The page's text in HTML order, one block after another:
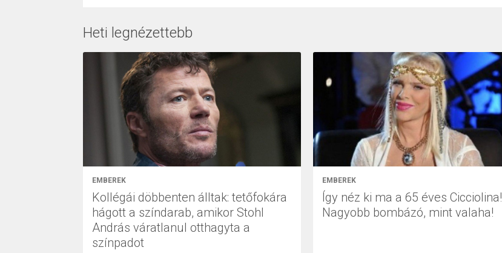
Heti legnézettebb
EMBEREK
Kollégái döbbenten álltak: tetőfokára
hágott a színdarab, amikor Stohl
András váratlanul otthagyta a
színpadot
EMBEREK
Így néz ki ma a 65 éves Cicciolina!
Nagyobb bombázó, mint valaha!